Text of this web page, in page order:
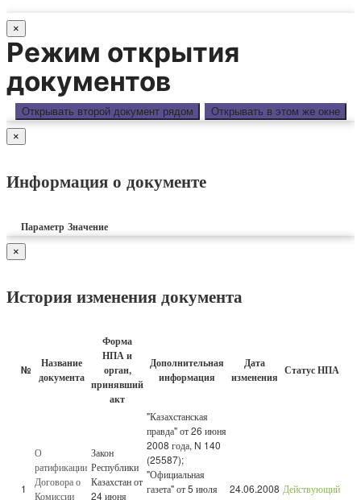
×
Режим открытия
документов
Открывать второй документ рядом Открывать в этом же окне
×
Информация о документе
Параметр Значение
×
История изменения документа
№
Название
документа
Форма
НПА и
орган,
принявший
акт
Дополнительная
информация
Дата
изменения Статус НПА
1
О
ратификации
Договора о
Комиссии
Закон
Республики
Казахстан от
24 июня
"Казахстанская
правда" от 26 июня
2008 года, N 140
(25587);
"Официальная
газета" от 5 июля
24.06.2008 Действующий